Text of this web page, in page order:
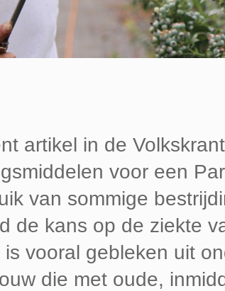
artikel in de
voor een
van sommige
de kans op de ziekte
is vooral gebleken uit
die met oude,